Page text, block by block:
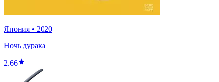
Япония • 2020
Ночь дурака
2.66